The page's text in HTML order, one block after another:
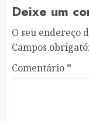
Deixe um
O seu endereço
Campos
Comentário *